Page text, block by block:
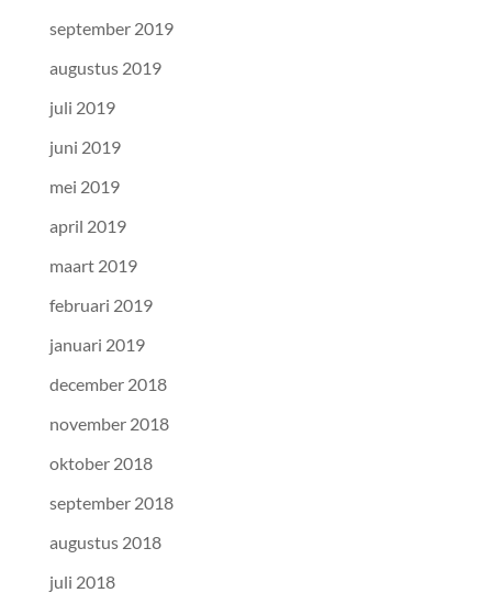
september 2019
augustus 2019
juli 2019
juni 2019
mei 2019
april 2019
maart 2019
februari 2019
januari 2019
december 2018
november 2018
oktober 2018
september 2018
augustus 2018
juli 2018